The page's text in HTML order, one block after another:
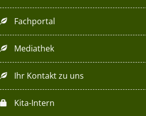
Fachportal
Mediathek
Ihr Kontakt zu uns
Kita-Intern